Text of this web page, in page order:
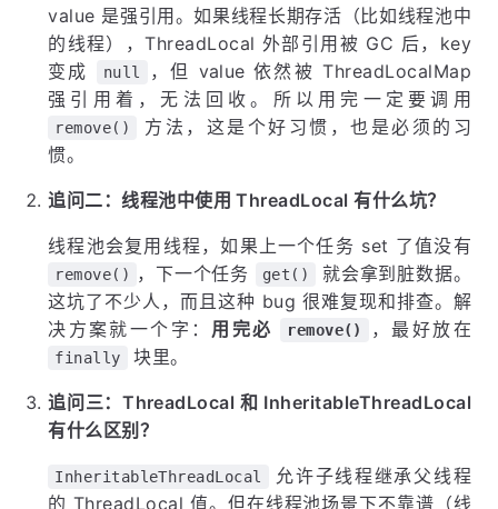
value 是强引用。如果线程长期存活（比如线程池中
的线程），ThreadLocal 外部引用被 GC 后，key
变成
null
，但 value 依然被 ThreadLocalMap
强引用着，无法回收。所以用完一定要调用
remove()
方法，这是个好习惯，也是必须的习
惯。
追问二：线程池中使用 ThreadLocal 有什么坑？
线程池会复用线程，如果上一个任务 set 了值没有
remove() ，下一个任务 get()
就会拿到脏数据。
这坑了不少人，而且这种 bug 很难复现和排查。解
决方案就一个字： 用完必 remove() ，最好放在
finally 块里。
追问三：ThreadLocal 和 InheritableThreadLocal
有什么区别？
InheritableThreadLocal
允许子线程继承父线程
的 ThreadLocal 值。但在线程池场景下不靠谱（线